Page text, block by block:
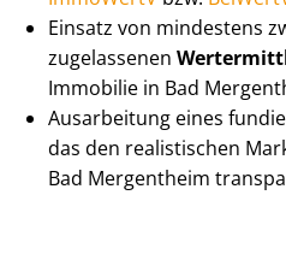
Einsatz von mindestens
zugelassenen
Immobilie in Bad
Ausarbeitung eines
das den realistischen
Bad Mergentheim